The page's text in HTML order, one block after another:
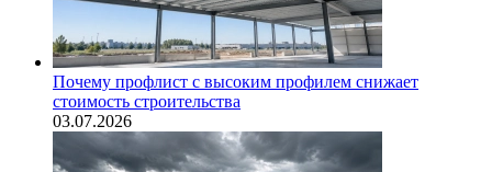
Почему профлист с высоким профилем снижает
стоимость строительства
03.07.2026